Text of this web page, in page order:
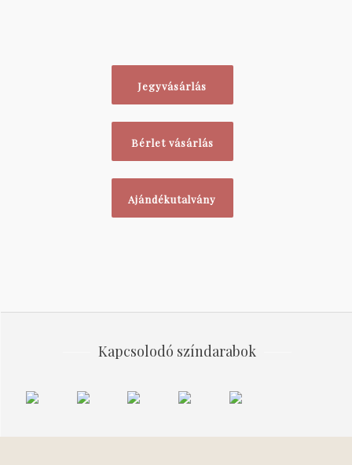
Jegyvásárlás
Bérlet vásárlás
Ajándékutalvány
Kapcsolodó színdarabok
osztrigásSZABIN
ELRABLÁSA
róka
2007